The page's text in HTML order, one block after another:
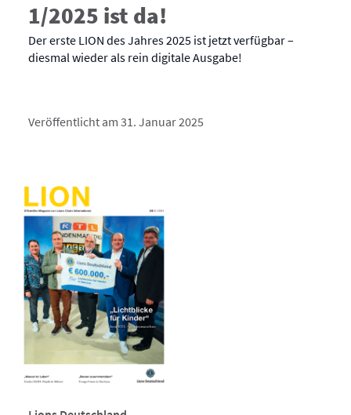
1/2025 ist da!
Der erste LION des Jahres 2025 ist jetzt verfügbar –
diesmal wieder als rein digitale Ausgabe!
Veröffentlicht am 31. Januar 2025